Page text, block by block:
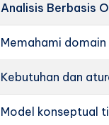
Analisis Berbasis
Memahami domain
Kebutuhan dan
Model konseptual